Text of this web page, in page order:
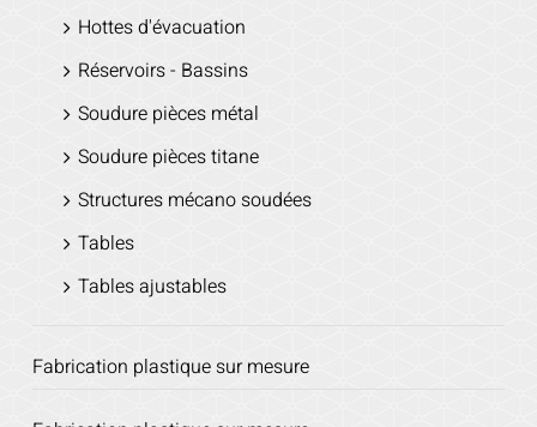
Hottes d'évacuation
Réservoirs - Bassins
Soudure pièces métal
Soudure pièces titane
Structures mécano soudées
Tables
Tables ajustables
Fabrication plastique sur mesure